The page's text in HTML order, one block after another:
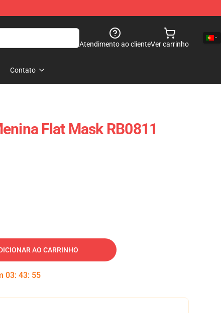
Atendimento ao clienteVer carrinho
Contato
Flat Mask RB0811
AO CARRINHO
03: 43: 54